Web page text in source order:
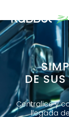
DE
Centralice y
llegada